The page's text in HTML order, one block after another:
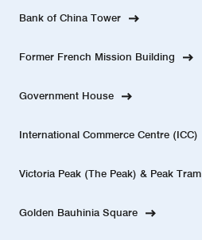
Bank of China Tower
Former French Mission Building
Government House
International Commerce Centre (ICC)
Victoria Peak (The Peak) & Peak Tram
Golden Bauhinia Square